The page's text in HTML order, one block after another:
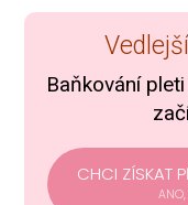
Baňkování
CHCI ZÍSKAT
ANO,